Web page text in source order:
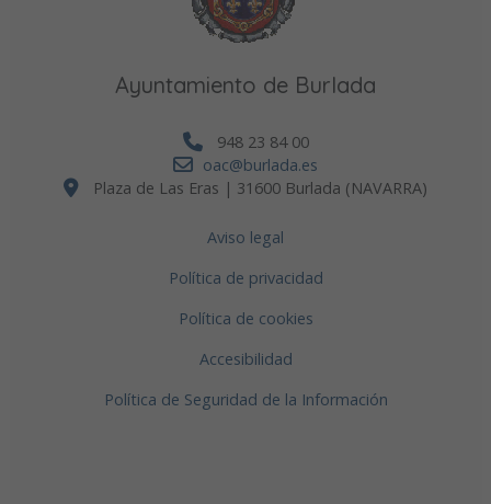
Ayuntamiento de Burlada
948 23 84 00
oac@burlada.es
Plaza de Las Eras | 31600 Burlada (NAVARRA)
Aviso legal
Política de privacidad
Política de cookies
Accesibilidad
Política de Seguridad de la Información